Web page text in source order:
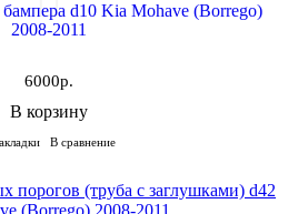
d10 Kia Mohave (Borrego)
2008-2011
6000р.
В корзину
В сравнение